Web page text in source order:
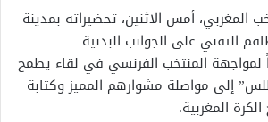
المغربي، أمس الاثنين، تحضيراته بمدينة
التقني على الجوانب البدنية
لمواجهة المنتخب الفرنسي في لقاء يطمح
إلى مواصلة مشوارهم المميز وكتابة
المغربية.